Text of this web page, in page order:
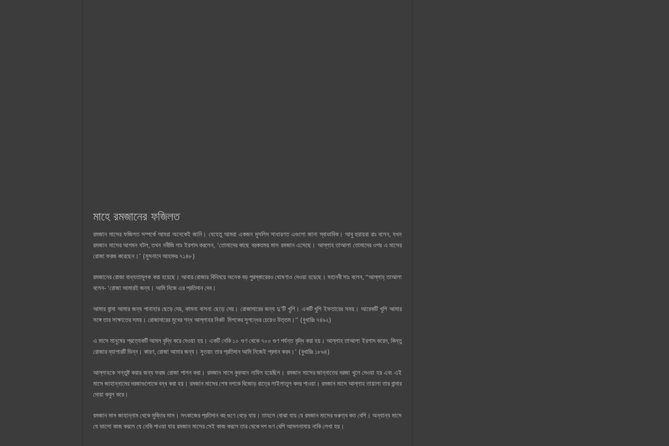
মাহে রমজানের ফজিলত
রমজান মাসের ফজিলত সম্পর্কে আমরা অনেকেই জানি। যেহেতু আমরা একজন মুসলিম সাধারণত এগুলো জানা স্বাভাবিক। আবু হুরায়রা রাঃ বলেন, যখন
রমজান মাসের আগমন ঘটল, তখন নবীজি সাঃ ইরশাদ করলেন, ‘তোমাদের কাছে বরকতময় মাস রমজান এসেছে। আল্লাহ তাআলা তোমাদের ওপর এ মাসের
রোজা ফরজ করেছেন।’ {মুসনাদে আহমদঃ ৭১৪৮}
রমজানের রোজা বাধ্যতামূলক করা হয়েছে। আবার রোজার বিনিময়ে অনেক বড় পুরস্কারেরও ঘোষণাও দেওয়া হয়েছে। মহানবী সাঃ বলেন, “আল্লাহ্ তাআলা
বলেন- ‘রোজা আমারই জন্য। আমি নিজে এর প্রতিদান দেব।
আমার বান্দা আমার জন্য পানাহার ছেড়ে দেয়, কামনা বাসনা ছেড়ে দেয়। রোজাদারের জন্য দু’টি খুশি। একটি খুশি ইফতারের সময়। আরেকটি খুশি আমার
সঙ্গে তার সাক্ষাতের সময়। রোজাদারের মুখের গন্ধ আল্লাহর নিকট মিশকের সুগন্ধের চেয়েও উত্তম।” {বুখারিঃ ৭৪৯২}
এ মাসে মানুষের প্রত্যেকটি আমল বৃদ্ধি করে দেওয়া হয়। একটি নেকি ১০ গুণ থেকে ৭০০ গুণ পর্যন্ত বৃদ্ধি করা হয়। আল্লাহ তাআলা ইরশাদ করেন, কিন্তু
রোজার ব্যাপারটি ভিন্ন। কারণ, রোজা আমার জন্য। সুতরাং তার প্রতিদান আমি নিজেই প্রদান করব।’ {বুখারিঃ ১৮৯৪}
আল্লাহকে সন্তুষ্ট করার জন্য ফরজ রোজা পালন করা। রমজান মাসে কুরআন নাযিল হয়েছিল। রমজান মাসের জান্নাতের দরজা খুলে দেওয়া হয় এবং এই
মাসে জাহান্নামের দরজাগুলোকে বন্ধ করা হয়। রমজান মাসের শেষ দশকে বিজোড় রাত্রে লাইলাতুল কদর পাওয়া। রমজান মাসে আল্লাহ তায়ালা তার বান্দার
দোয়া কবুল করে।
রমজান মাস জাহান্নাম থেকে মুক্তির মাস। সৎকাজের প্রতিদান বহু গুণে বেড়ে যায়। তাহলে বোঝা যায় যে রমজান মাসের গুরুত্ব কত বেশি। অন্যান্য মাসে
যে ভালো কাজ করলে যে নেকি পাওয়া যায় রমজান মাসের সেই কাজ করলে তার থেকে দশ গুণ বেশি আমলনামায় নাকি লেখা হয়।